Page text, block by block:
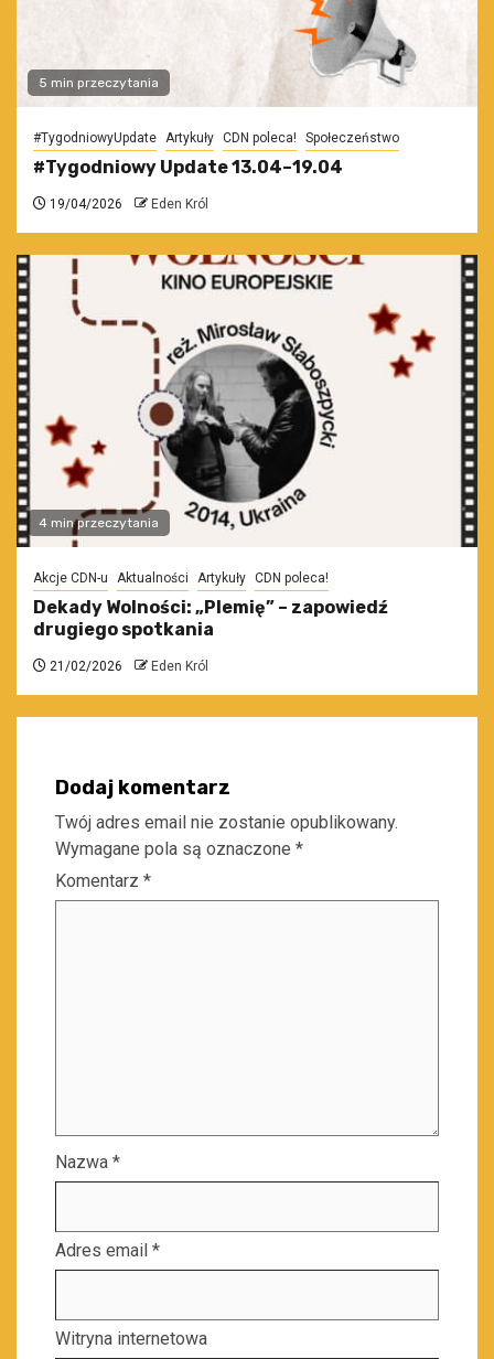
5 min przeczytania
#TygodniowyUpdate Artykuły CDN poleca! Społeczeństwo
#Tygodniowy Update 13.04–19.04
19/04/2026 Eden Król
4 min przeczytania
Akcje CDN-u Aktualności Artykuły CDN poleca!
Dekady Wolności: „Plemię” – zapowiedź
drugiego spotkania
21/02/2026 Eden Król
Dodaj komentarz
Twój adres email nie zostanie opublikowany.
Wymagane pola są oznaczone *
Komentarz *
Nazwa *
Adres email *
Witryna internetowa